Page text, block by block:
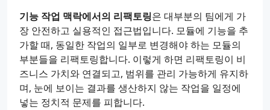
기능 작업 맥락에서의 리팩토링은 대부분의 팀에게 가
장 안전하고 실용적인 접근법입니다. 모듈에 기능을 추
가할 때, 동일한 작업의 일부로 변경해야 하는 모듈의
부분들을 리팩토링합니다. 이렇게 하면 리팩토링이 비
즈니스 가치와 연결되고, 범위를 관리 가능하게 유지하
며, 눈에 보이는 결과를 생산하지 않는 작업을 일정에
넣는 정치적 문제를 피합니다.